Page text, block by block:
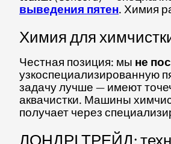
выведения пятен. Химия
Химия для
Честная позиция: мы не
узкоспециализированную
задачу лучше — имеют
аквачистки. Машины
получает через